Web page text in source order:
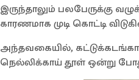
இருந்தாலும் பலபேருக்கு
காரணமாக முடி கொட்டி
அந்தவகையில்,
நெல்லிக்காய் தூள் ஒன்று